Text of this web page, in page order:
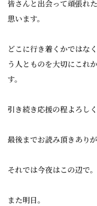
皆さんと出会って頑張れ
思います。
どこに行き着くかではな
う人とものを大切にこれ
す。
引き続き応援の程よろし
最後までお読み頂きあり
それでは今夜はこの辺で。
また明日。